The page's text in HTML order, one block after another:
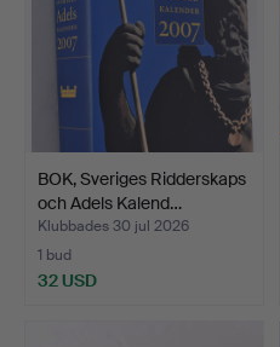
BOK, Sveriges Ridderskaps
och Adels Kalend…
Klubbades 30 jul 2026
1 bud
32 USD